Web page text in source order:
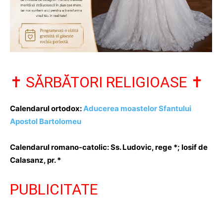
✝️ SĂRBĂTORI RELIGIOASE ✝️
Calendarul ortodox:Aducerea moastelor Sfantului
Apostol Bartolomeu
Calendarul romano-catolic: Ss. Ludovic, rege *; Iosif de
Calasanz, pr. *
PUBLICITATE